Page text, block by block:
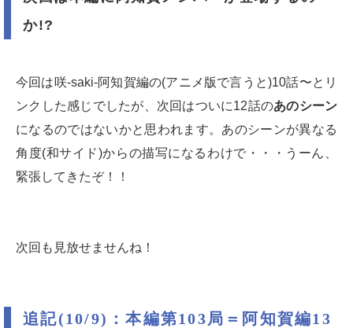
か!?
今回は咲-saki-阿知賀編の(アニメ版で言うと)10話〜とリ
ンクした感じでしたが、次回はついに12話のあのシーン
になるのではないかと思われます。あのシーンが異なる
角度(和サイド)からの描写になるわけで・・・うーん、
緊張してきたぞ！！
次回も見放せませんね！
追記(10/9)：本編第103局＝阿知賀編13